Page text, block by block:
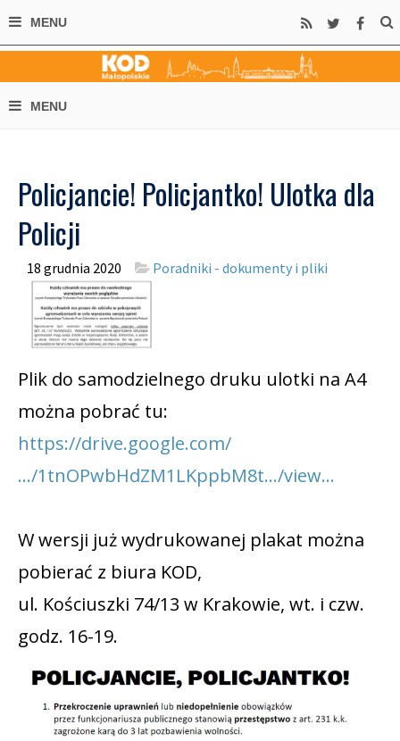
Policjancie! Policjantko! Ulotka dla
Policji
18 grudnia 2020 Poradniki - dokumenty i pliki
Plik do samodzielnego druku ulotki na A4
można pobrać tu:
https://drive.google.com/
…/1tnOPwbHdZM1LKppbM8t…/view…
W wersji już wydrukowanej plakat można
pobierać z biura KOD,
ul. Kościuszki 74/13 w Krakowie, wt. i czw.
godz. 16-19.